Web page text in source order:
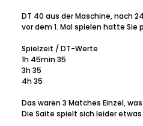
DT 40 aus der Maschine, nach
vor dem 1. Mal spielen hatte
Spielzeit / DT-Werte
1h 45min 35
3h 35
4h 35
Das waren 3 Matches Einzel,
Die Saite spielt sich leider